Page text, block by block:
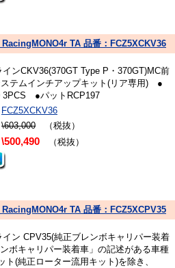
TA 品番：FCZ5XCKV36
ンCKV36(370GT Type P・370GT)MC前
テムインチアップキット(リア専用) ●
3PCS ●パットRCP197
FCZ5XCKV36
\603,000 （税抜）
\500,490 （税抜）
TA 品番：FCZ5XCPV35
ン CPV35(純正ブレンボキャリパー装着
ボキャリパー装着車」の記述がある車種
ト(純正ローター流用キット)を除き、